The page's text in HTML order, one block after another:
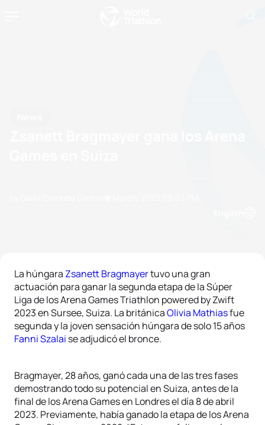
La húngara Zsanett Bragmayertuvo una gran
actuación para ganar la segunda etapa de la Súper
Liga de los Arena Games Triathlon powered by Zwift
2023 en Sursee, Suiza. La británicaOlivia Mathiasfue
segunda y la joven sensación húngara de solo 15 años
Fanni Szalai se adjudicó el bronce.
Bragmayer, 28 años, ganó cada una de las tres fases
demostrando todo su potencial en Suiza, antes de la
final de los Arena Games en Londres el día 8 de abril
2023. Previamente, había ganado la etapa de los Arena